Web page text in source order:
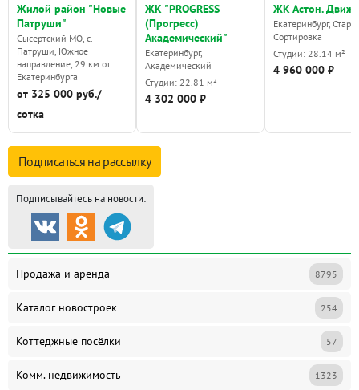
Жилой район "Новые
Патруши"
Сысертский МО, с.
Патруши, Южное
направление, 29 км от
Екатеринбурга
от 325 000 руб./
сотка
ЖК "PROGRESS
(Прогресс)
Академический"
Екатеринбург,
Академический
Студии: 22.81 м²
4 302 000 ₽
ЖК Астон.
Екатеринбург,
Сортировка
Студии: 28.14 м²
4 960 000 ₽
Подписаться на рассылку
Подписывайтесь на новости:
Продажа и аренда 8795
Каталог новостроек 254
Коттеджные посёлки 57
Комм. недвижимость 1323